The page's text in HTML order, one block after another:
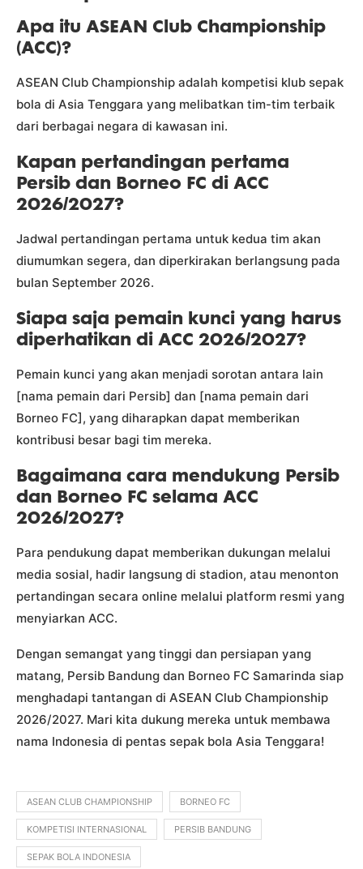
Apa itu ASEAN Club Championship
(ACC)?
ASEAN Club Championship adalah kompetisi klub sepak
bola di Asia Tenggara yang melibatkan tim-tim terbaik
dari berbagai negara di kawasan ini.
Kapan pertandingan pertama
Persib dan Borneo FC di ACC
2026/2027?
Jadwal pertandingan pertama untuk kedua tim akan
diumumkan segera, dan diperkirakan berlangsung pada
bulan September 2026.
Siapa saja pemain kunci yang harus
diperhatikan di ACC 2026/2027?
Pemain kunci yang akan menjadi sorotan antara lain
[nama pemain dari Persib] dan [nama pemain dari
Borneo FC], yang diharapkan dapat memberikan
kontribusi besar bagi tim mereka.
Bagaimana cara mendukung Persib
dan Borneo FC selama ACC
2026/2027?
Para pendukung dapat memberikan dukungan melalui
media sosial, hadir langsung di stadion, atau menonton
pertandingan secara online melalui platform resmi yang
menyiarkan ACC.
Dengan semangat yang tinggi dan persiapan yang
matang, Persib Bandung dan Borneo FC Samarinda siap
menghadapi tantangan di ASEAN Club Championship
2026/2027. Mari kita dukung mereka untuk membawa
nama Indonesia di pentas sepak bola Asia Tenggara!
ASEAN CLUB CHAMPIONSHIP BORNEO FC
KOMPETISI INTERNASIONAL PERSIB BANDUNG
SEPAK BOLA INDONESIA